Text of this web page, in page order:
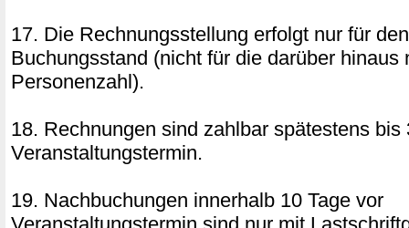
17. Die Rechnungsstellung erfolgt nur für
Buchungsstand (nicht für die darüber hinaus
Personenzahl).
18. Rechnungen sind zahlbar spätestens bis
Veranstaltungstermin.
19. Nachbuchungen innerhalb 10 Tage vor